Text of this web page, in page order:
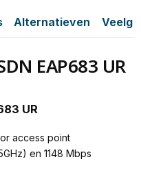
Alternatieven
EAP683 UR
UR
access point
en 1148 Mbps